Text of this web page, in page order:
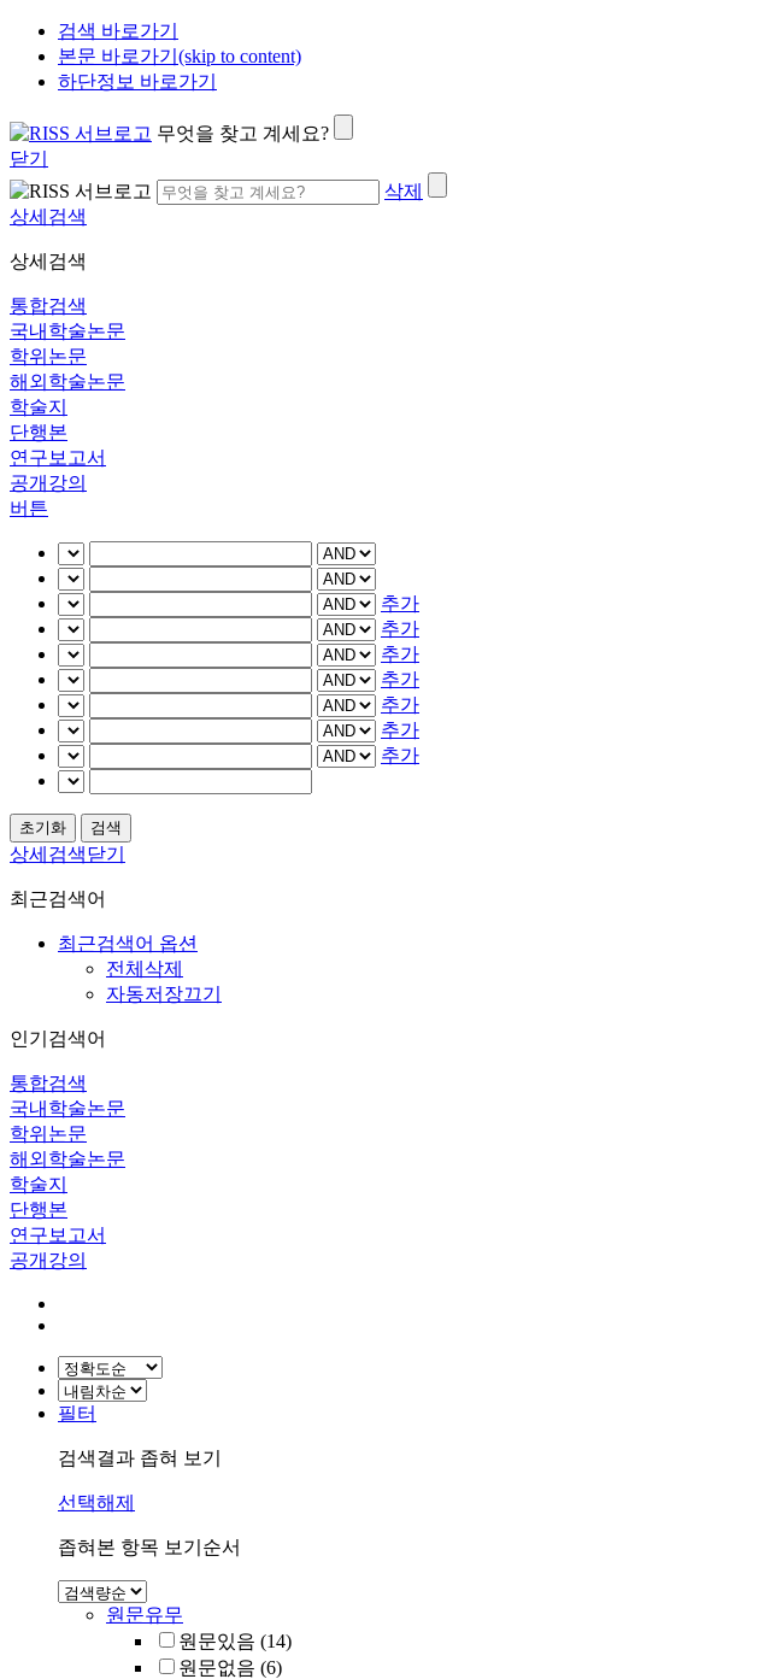
검색 바로가기
본문 바로가기(skip to content)
하단정보 바로가기
무엇을 찾고 계세요?
닫기
삭제
상세검색
상세검색
통합검색
국내학술논문
학위논문
해외학술논문
학술지
단행본
연구보고서
공개강의
버튼
추가
추가
추가
추가
추가
추가
추가
상세검색닫기
최근검색어
최근검색어 옵션
전체삭제
자동저장끄기
인기검색어
통합검색
국내학술논문
학위논문
해외학술논문
학술지
단행본
연구보고서
공개강의
필터
검색결과 좁혀 보기
선택해제
좁혀본 항목 보기순서
원문유무
원문있음 (14)
원문없음 (6)